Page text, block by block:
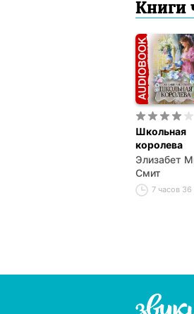
Книги
Школьная
королева
Элизабет
Смит
7 часов